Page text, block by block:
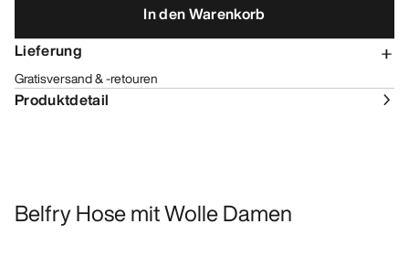
In den Warenkorb
Lieferung
Gratisversand & -retouren
Produktdetail
Belfry Hose mit Wolle Damen